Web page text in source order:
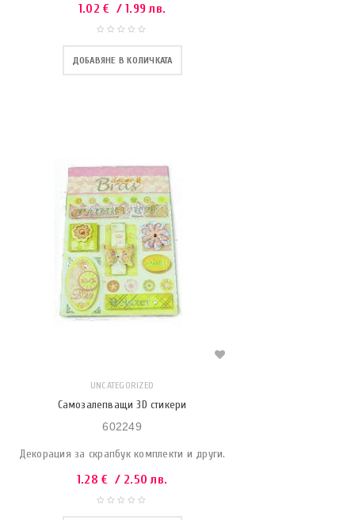
1.02€ / 1.99 лв.
ДОБАВЯНЕ В КОЛИЧКАТА
UNCATEGORIZED
Самозалепващи 3D стикери
602249
Декорация за скрапбук комплекти и други.
1.28€ / 2.50 лв.